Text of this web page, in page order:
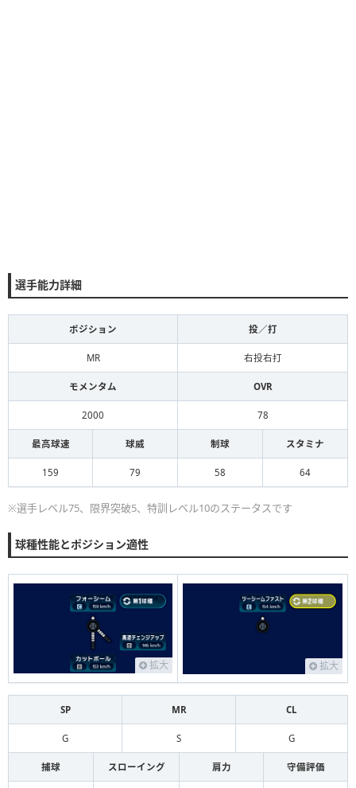
選手能力詳細
ポジション 投／打
MR 右投右打
モメンタム OVR
2000 78
最高球速 球威 制球 スタミナ
159 79 58 64
※選手レベル75、限界突破5、特訓レベル10のステータスです
球種性能とポジション適性
拡大 拡大
SP MR CL
G S G
捕球 スローイング 肩力 守備評価